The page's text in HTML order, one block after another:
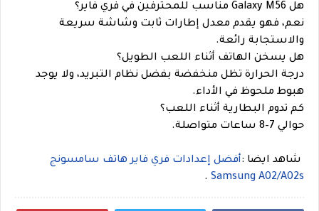
هل Galaxy M56 مناسب للمحترفين في فري فاير؟
نعم، فهو يقدم معدل إطارات ثابت وشاشة سريعة
والاستجابة رائعة.
هل يسخن الهاتف أثناء اللعب الطويل؟
درجة الحرارة تظل منخفضة بفضل نظام التبريد، ولا يوجد
هبوط ملحوظ في الأداء.
كم تدوم البطارية أثناء اللعب؟
حوالي 7–8 ساعات متواصلة.
شاهد ايضا :أفضل إعدادات فري فاير هاتف سامسونج
Samsung A02/A02s
.